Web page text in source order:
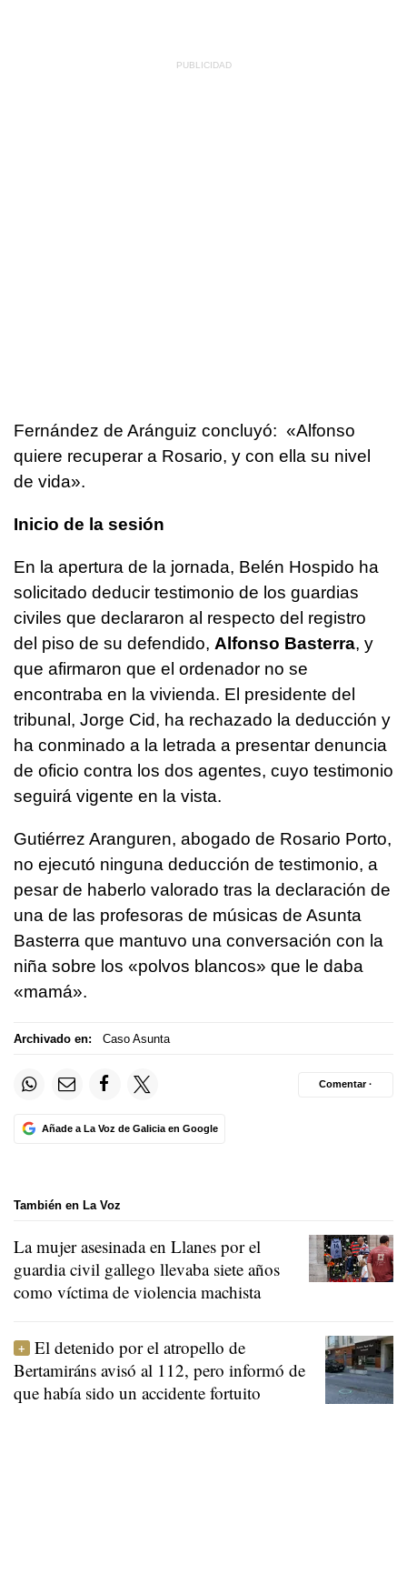
Fernández de Aránguiz concluyó: «Alfonso
quiere recuperar a Rosario, y con ella su nivel
de vida».
Inicio de la sesión
En la apertura de la jornada, Belén Hospido ha
solicitado deducir testimonio de los guardias
civiles que declararon al respecto del registro
del piso de su defendido, Alfonso Basterra, y
que afirmaron que el ordenador no se
encontraba en la vivienda. El presidente del
tribunal, Jorge Cid, ha rechazado la deducción y
ha conminado a la letrada a presentar denuncia
de oficio contra los dos agentes, cuyo testimonio
seguirá vigente en la vista.
Gutiérrez Aranguren, abogado de Rosario Porto,
no ejecutó ninguna deducción de testimonio, a
pesar de haberlo valorado tras la declaración de
una de las profesoras de músicas de Asunta
Basterra que mantuvo una conversación con la
niña sobre los «polvos blancos» que le daba
«mamá».
Archivado en: Caso Asunta
Añade a La Voz de Galicia en Google
Comentar ·
También en La Voz
La mujer asesinada en Llanes por el
guardia civil gallego llevaba siete años
como víctima de violencia machista
El detenido por el atropello de
Bertamiráns avisó al 112, pero informó de
que había sido un accidente fortuito